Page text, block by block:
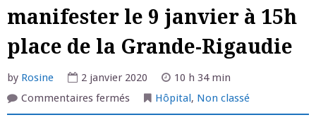
manifester le 9 janvier à 15h
place de la Grande-Rigaudie
by Rosine 2 janvier 2020
10 h 34 min
Commentaires ferméssur
:
Hôpital, Non classé